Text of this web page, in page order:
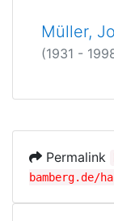
Müller,
(1931 -
Permalink
bamberg.de/